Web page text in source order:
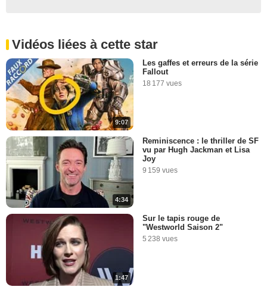
Vidéos liées à cette star
9:07
Les gaffes et erreurs de la série
Fallout
18 177 vues
4:34
Reminiscence : le thriller de SF
vu par Hugh Jackman et Lisa
Joy
9 159 vues
1:47
Sur le tapis rouge de
"Westworld Saison 2"
5 238 vues